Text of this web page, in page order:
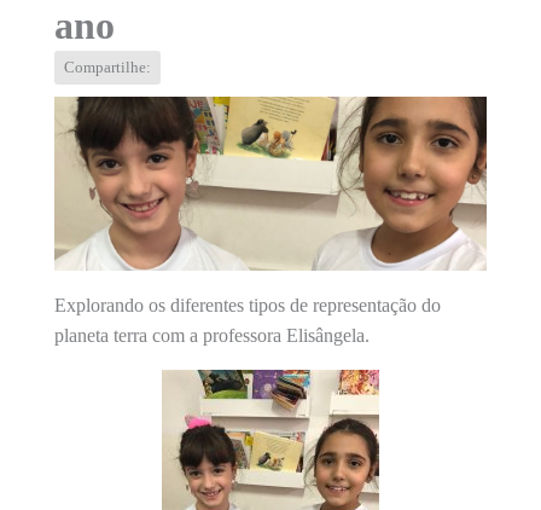
ano
Compartilhe:
Explorando os diferentes tipos de representação do
planeta terra com a professora Elisângela.